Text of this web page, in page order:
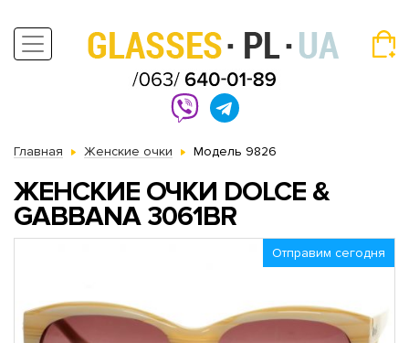
Главная Женские очки Модель 9826
ЖЕНСКИЕ ОЧКИ DOLCE &
GABBANA 3061BR
Отправим сегодня